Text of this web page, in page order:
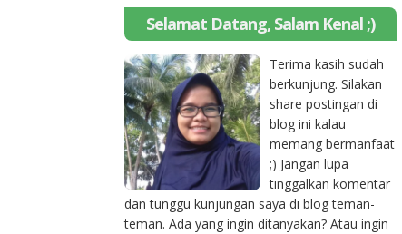
Selamat Datang, Salam Kenal ;)
Terima kasih sudah
berkunjung. Silakan
share postingan di
blog ini kalau
memang bermanfaat
;) Jangan lupa
tinggalkan komentar
dan tunggu kunjungan saya di blog teman-
teman. Ada yang ingin ditanyakan? Atau ingin